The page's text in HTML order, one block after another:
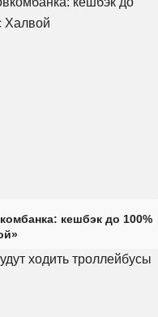
кешбэк до 100%